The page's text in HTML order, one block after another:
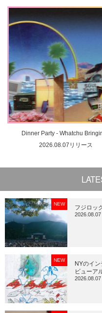
Dinner Party - Whatchu
2026.08.07リリース
NEW フジロッ
2026.08.07
NEW
NYのイ
ビューア
2026.08.07